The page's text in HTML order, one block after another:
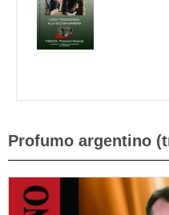
Profumo argentino